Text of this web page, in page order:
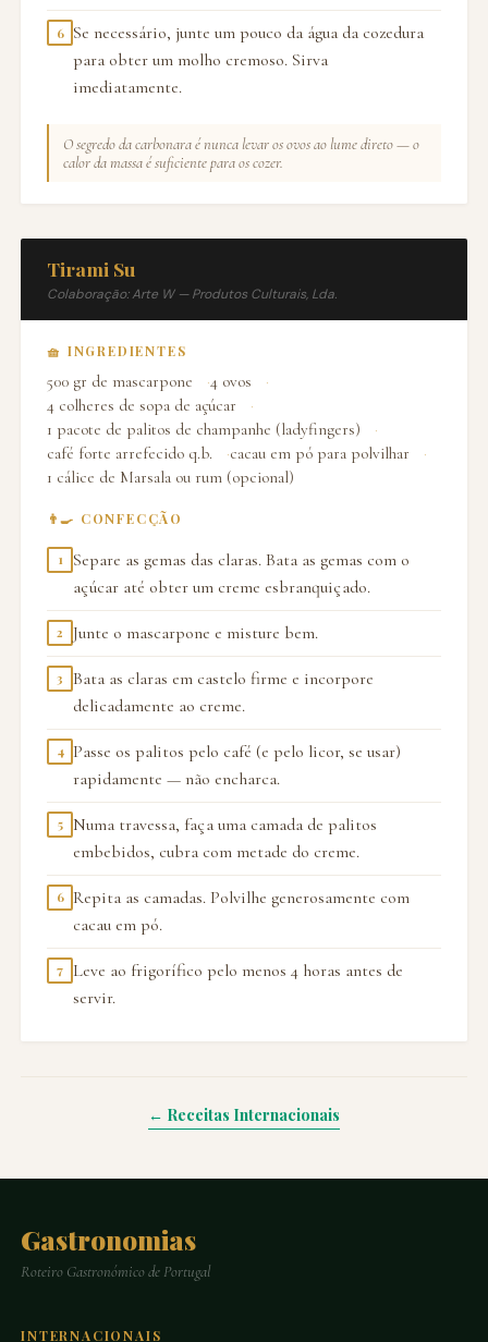
6
Se necessário, junte um pouco da água da cozedura
para obter um molho cremoso. Sirva
imediatamente.
O segredo da carbonara é nunca levar os ovos ao lume direto — o
calor da massa é suficiente para os cozer.
Tirami Su
Colaboração: Arte W — Produtos Culturais, Lda.
🧺 INGREDIENTES
500 gr de mascarpone
4 ovos
4 colheres de sopa de açúcar
1 pacote de palitos de champanhe (ladyfingers)
café forte arrefecido q.b.
cacau em pó para polvilhar
1 cálice de Marsala ou rum (opcional)
👨‍🍳 CONFECÇÃO
1
Separe as gemas das claras. Bata as gemas com o
açúcar até obter um creme esbranquiçado.
2 Junte o mascarpone e misture bem.
3
Bata as claras em castelo firme e incorpore
delicadamente ao creme.
4 Passe os palitos pelo café (e pelo licor, se usar)
rapidamente — não encharca.
5
Numa travessa, faça uma camada de palitos
embebidos, cubra com metade do creme.
6 Repita as camadas. Polvilhe generosamente com
cacau em pó.
7
Leve ao frigorífico pelo menos 4 horas antes de
servir.
← Receitas Internacionais
Gastronomias
Roteiro Gastronómico de Portugal
INTERNACIONAIS